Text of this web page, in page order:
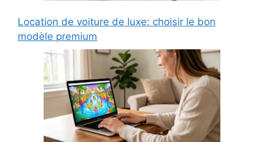
Location de voiture de luxe: choisir le bon
modèle premium